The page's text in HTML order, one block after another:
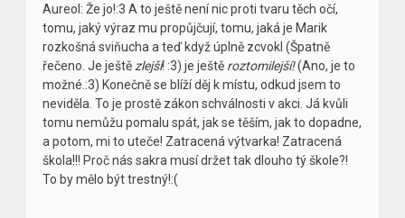
Aureol: Že jo!:3 A to ještě není nic proti tvaru těch očí,
tomu, jaký výraz mu propůjčují, tomu, jaká je Marik
rozkošná sviňucha a teď když úplně zcvokl (Špatně
řečeno. Je ještě zlejší! :3) je ještě roztomilejší!(Ano, je to
možné.:3) Konečně se blíží děj k místu, odkud jsem to
neviděla. To je prostě zákon schválnosti v akci. Já kvůli
tomu nemůžu pomalu spát, jak se těším, jak to dopadne,
a potom, mi to uteče! Zatracená výtvarka! Zatracená
škola!!! Proč nás sakra musí držet tak dlouho tý škole?!
To by mělo být trestný!:(